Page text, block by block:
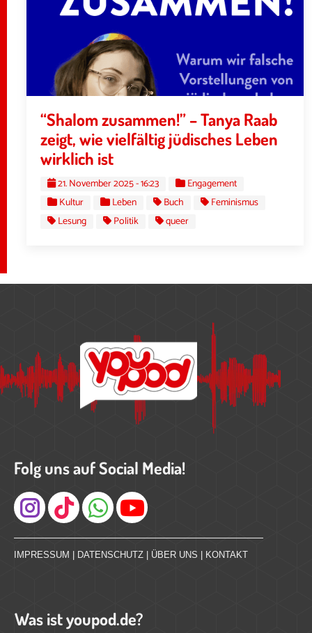
“Shalom zusammen!” – Tanya Raab
zeigt, wie vielfältig jüdisches Leben
wirklich ist
21. November 2025 - 16:23
Engagement
Kultur
Leben Buch
Feminismus
Lesung
Politik queer
Folg uns auf Social Media!
Instagram
IMPRESSUM DATENSCHUTZ ÜBER UNS KONTAKT
Was ist youpod.de?